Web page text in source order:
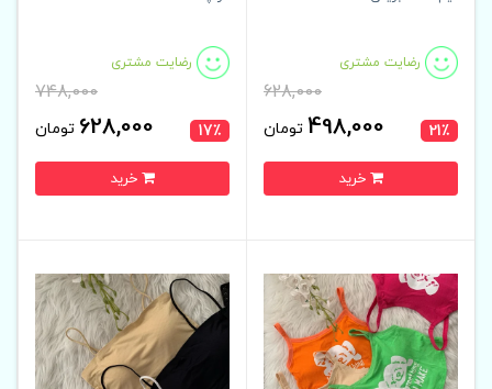
21٪
رضایت مشتری
628,000
498,000 تومان 17٪
رضایت مشتری
748,000
628,000 تومان